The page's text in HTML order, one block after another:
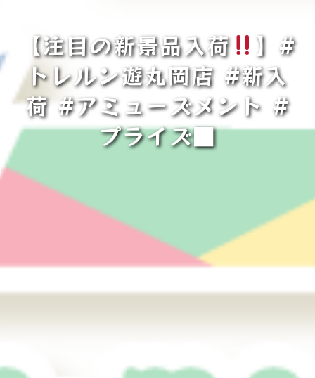
【注目の新景品入荷
】#
トレルン遊丸岡店 #新入
荷 #アミューズメント #
プライズ■